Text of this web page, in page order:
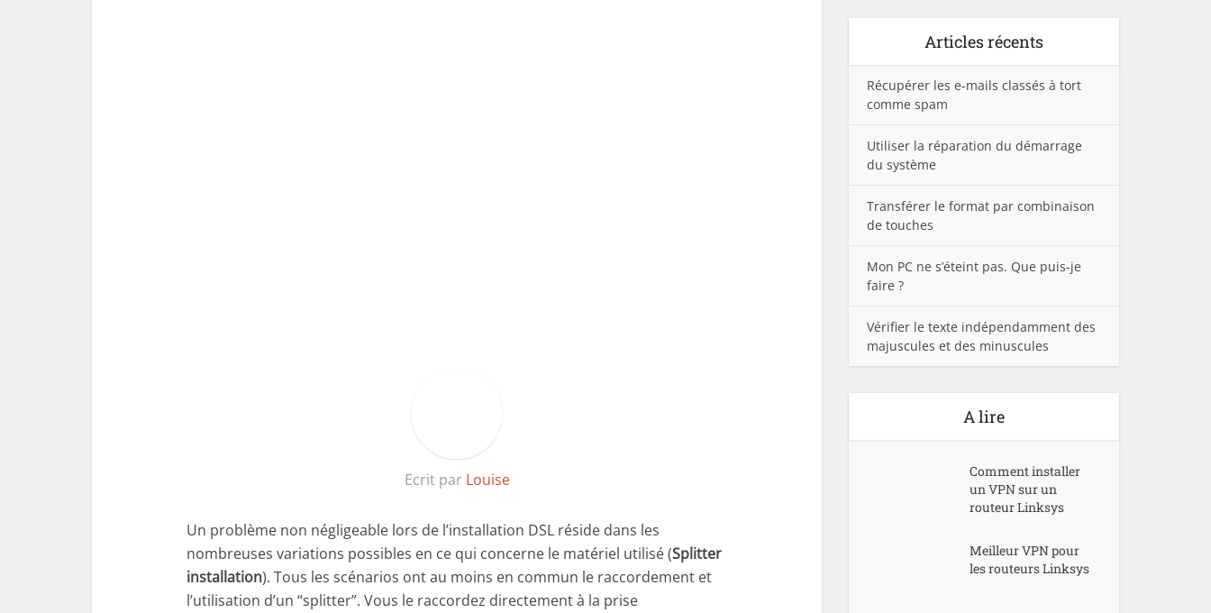
Ecrit par Louise
Un problème non négligeable lors de l’installation DSL réside dans les
nombreuses variations possibles en ce qui concerne le matériel utilisé (Splitter
installation). Tous les scénarios ont au moins en commun le raccordement et
l’utilisation d’un “splitter”. Vous le raccordez directement à la prise
Articles récents
Récupérer les e-mails classés à tort
comme spam
Utiliser la réparation du démarrage
du système
Transférer le format par combinaison
de touches
Mon PC ne s’éteint pas. Que puis-je
faire ?
Vérifier le texte indépendamment des
majuscules et des minuscules
A lire
Comment installer
un VPN sur un
routeur Linksys
Meilleur VPN pour
les routeurs Linksys